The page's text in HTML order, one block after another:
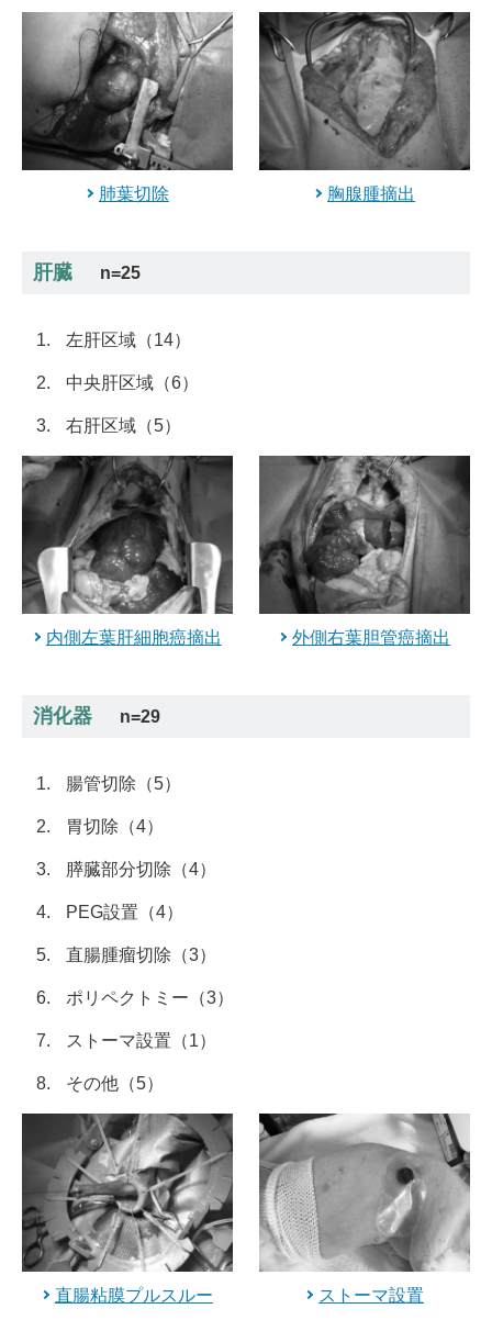
肺葉切除 胸腺腫摘出
肝臓 n=25
左肝区域（14）
中央肝区域（6）
右肝区域（5）
内側左葉肝細胞癌摘出 外側右葉胆管癌摘出
消化器 n=29
腸管切除（5）
胃切除（4）
膵臓部分切除（4）
PEG設置（4）
直腸腫瘤切除（3）
ポリペクトミー（3）
ストーマ設置（1）
その他（5）
直腸粘膜プルスルー ストーマ設置